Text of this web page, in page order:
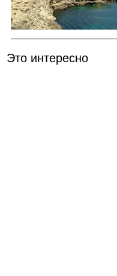
Это интересно